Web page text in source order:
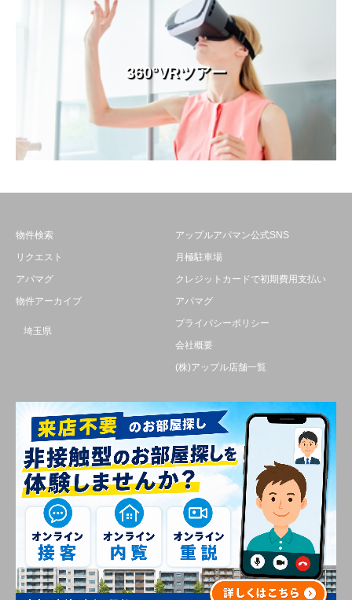
360°VRツアー
物件検索
リクエスト
アパマグ
物件アーカイブ
埼玉県
アップルアパマン公式SNS
月極駐車場
クレジットカードで初期費用支払い
アパマグ
プライバシーポリシー
会社概要
(株)アップル店舗一覧